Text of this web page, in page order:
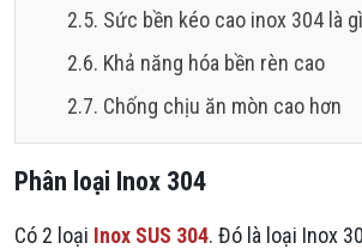
Sức bền kéo cao inox 304 là gì
Khả năng hóa bền rèn cao
Chống chịu ăn mòn cao hơn
Phân loại Inox 304
Có 2 loại Inox SUS 304. Đó là loại Inox